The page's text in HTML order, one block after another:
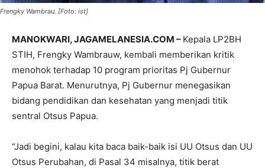
Frengky Wambrau. [Foto: ist]
MANOKWARI, JAGAMELANESIA.COM – Kepala LP2BH
STIH, Frengky Wambrauw, kembali memberikan kritik
menohok terhadap 10 program prioritas Pj Gubernur
Papua Barat. Menurutnya, Pj Gubernur menegasikan
bidang pendidikan dan kesehatan yang menjadi titik
sentral Otsus Papua.
“Jadi begini, kalau kita baca baik-baik isi UU Otsus dan UU
Otsus Perubahan, di Pasal 34 misalnya, titik berat